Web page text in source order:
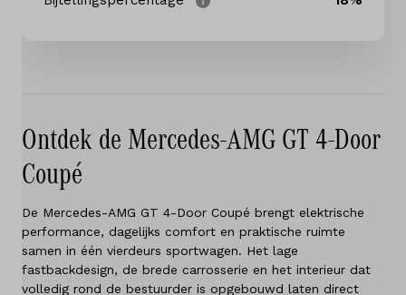
Vacatures
Vergelijken
Vestigingen
Merken
Ontdek de Mercedes-AMG GT 4-Door
Coupé
De Mercedes-AMG GT 4-Door Coupé brengt elektrische
performance, dagelijks comfort en praktische ruimte
samen in één vierdeurs sportwagen. Het lage
fastbackdesign, de brede carrosserie en het interieur dat
volledig rond de bestuurder is opgebouwd laten direct